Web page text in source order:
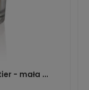
- mała ...